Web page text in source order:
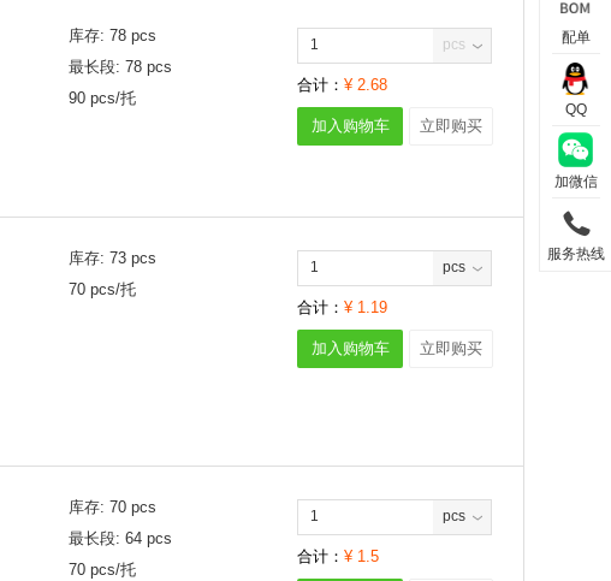
库存: 78 pcs
最长段: 78 pcs
90 pcs/托
pcs
合计： ¥ 2.68
加入购物车 立即购买
库存: 73 pcs
70 pcs/托
pcs
合计： ¥ 1.19
加入购物车 立即购买
库存: 70 pcs
最长段: 64 pcs
70 pcs/托
pcs
合计： ¥ 1.5
配单
QQ
加微信
服务热线